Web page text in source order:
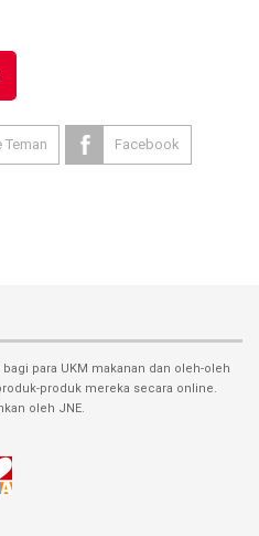
Teman Facebook
para UKM makanan dan oleh-oleh
produk mereka secara online.
oleh JNE.